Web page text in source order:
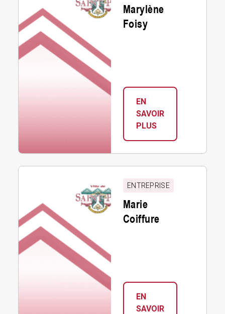
Marylène
Foisy
EN
SAVOIR
PLUS:
MARYLÈNE
Marie
ENTREPRISE
Marie
Coiffure
EN
SAVOIR